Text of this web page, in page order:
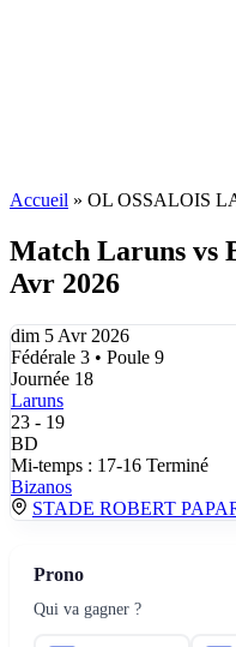
Accueil » OL OSSALOIS
Match Laruns vs
Avr 2026
dim 5 Avr 2026
Fédérale 3 • Poule 9
Journée 18
Laruns
23 - 19
BD
Mi-temps : 17-16 Terminé
Bizanos
STADE ROBERT
Prono
Qui va gagner ?